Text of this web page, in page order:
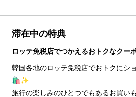
滞在中の特典
ロッテ免税店でつかえるおトクなク
韓国各地のロッテ免税店でおトクにシ
🛍️✨
旅行の楽しみのひとつでもあるお買い